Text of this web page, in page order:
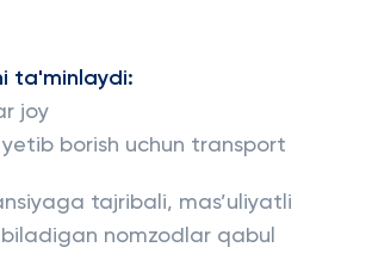
ta'minlaydi:
joy
yetib borish uchun transport
tajribali, mas’uliyatli
nomzodlar qabul